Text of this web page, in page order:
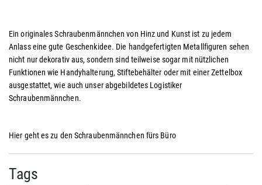
Ein originales Schraubenmännchen von Hinz und Kunst ist zu jedem
Anlass eine gute Geschenkidee. Die handgefertigten Metallfiguren sehen
nicht nur dekorativ aus, sondern sind teilweise sogar mit nützlichen
Funktionen wie Handyhalterung, Stiftebehälter oder mit einer Zettelbox
ausgestattet, wie auch unser abgebildetes Logistiker
Schraubenmännchen.
Hier geht es zu den Schraubenmännchen fürs Büro
Tags